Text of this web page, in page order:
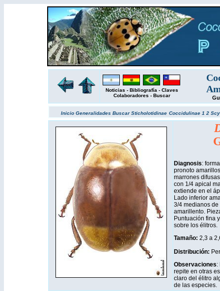
Noticias - Bibliografía - Claves
Colaboradores - Buscar
Inicio Generalidades BuscarSticholotidinae Coccidulinae 1 2
Diagnosis:
pronoto
marrones
con 1/4 apical
extiende en el
Lado inferior
3/4 medianos
amarillento.
Puntuación fina
sobre los élitros.
Tamaño: 2,3 a
Distribución:
Observaciones:
repite en otras
claro del élitro
de las especies.